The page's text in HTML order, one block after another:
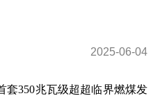
2025-06-04
350兆瓦级超超临界燃煤发